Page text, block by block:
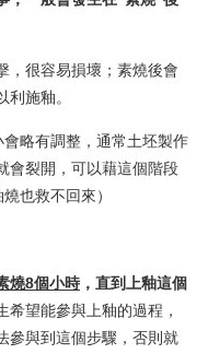
，很容易損壞；素燒後會
施釉。
略有調整，通常土坯製作
會裂開，可以藉這個階段
也救不回來）
燒8個小時 ， 直到上釉這個
希望能參與上釉的過程，
參與到這個步驟 ，否則就